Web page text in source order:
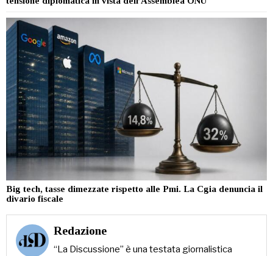
Big tech, tasse dimezzate rispetto alle Pmi. La Cgia denuncia il
divario fiscale
Redazione
“La Discussione” è una testata giornalistica